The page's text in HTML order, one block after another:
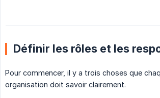
Définir les rôles et les
Pour commencer, il y a trois choses que
organisation doit savoir clairement.